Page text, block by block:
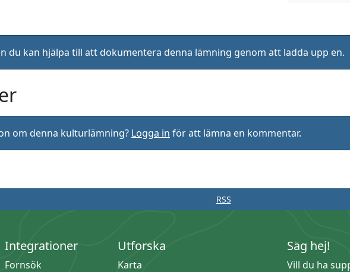
du kan hjälpa till att dokumentera denna lämning genom att ladda upp en.
om denna kulturlämning? Logga in för att lämna en kommentar.
RSS
Integrationer
Fornsök
Utforska
Karta
Säg hej!
Vill du ha